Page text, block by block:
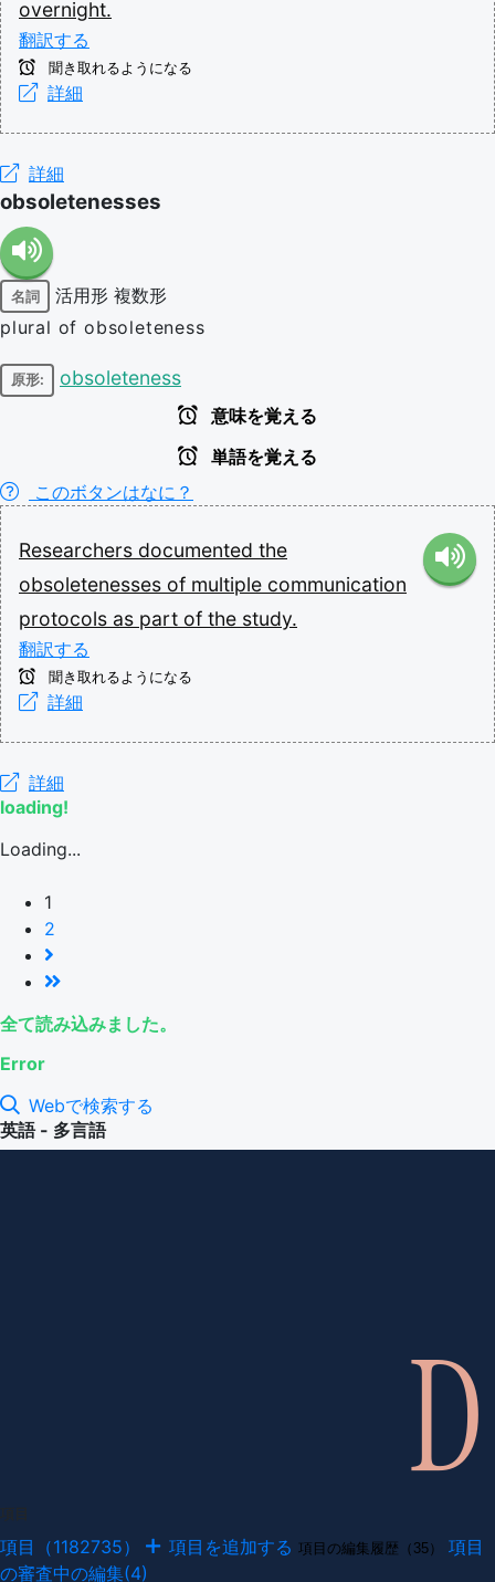
overnight.
翻訳する
聞き取れるようになる
詳細
詳細
obsoletenesses
名詞 活用形 複数形
plural of obsoleteness
原形: obsoleteness
意味を覚える
単語を覚える
このボタンはなに？
Researchers documented the
obsoletenesses of multiple communication
protocols as part of the study.
翻訳する
聞き取れるようになる
詳細
詳細
loading!
Loading...
1
2
全て読み込みました。
Error
Webで検索する
英語 - 多言語
項目（1182735） 項目を追加する 項目の編集履歴（35）
項目
の審査中の編集(4)